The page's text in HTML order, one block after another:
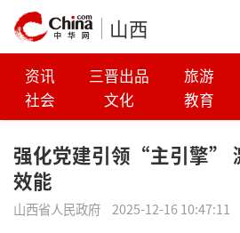
山西
资讯 三晋出品 旅游
社会
文化 教育
强化党建引领“主引擎”
效能
山西省人民政府 2025-12-16 10:47:11